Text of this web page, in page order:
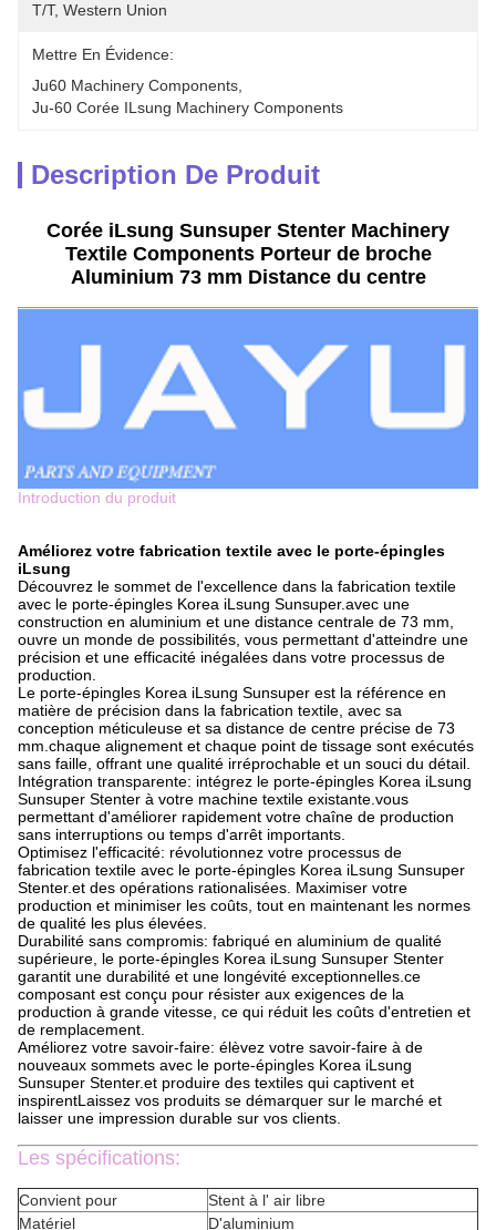
T/T, Western Union
Mettre En Évidence:
Ju60 Machinery Components
Ju-60 Corée ILsung Machinery Components
Description De Produit
Corée iLsung Sunsuper Stenter Machinery
Textile Components Porteur de broche
Aluminium 73 mm Distance du centre
Introduction du produit
Améliorez votre fabrication textile avec le porte-épingles
iLsung
Découvrez le sommet de l'excellence dans la fabrication textile
avec le porte-épingles Korea iLsung Sunsuper.avec une
construction en aluminium et une distance centrale de 73 mm,
ouvre un monde de possibilités, vous permettant d'atteindre une
précision et une efficacité inégalées dans votre processus de
production.
Le porte-épingles Korea iLsung Sunsuper est la référence en
matière de précision dans la fabrication textile, avec sa
conception méticuleuse et sa distance de centre précise de 73
mm.chaque alignement et chaque point de tissage sont exécutés
sans faille, offrant une qualité irréprochable et un souci du détail.
Intégration transparente: intégrez le porte-épingles Korea iLsung
Sunsuper Stenter à votre machine textile existante.vous
permettant d'améliorer rapidement votre chaîne de production
sans interruptions ou temps d'arrêt importants.
Optimisez l'efficacité: révolutionnez votre processus de
fabrication textile avec le porte-épingles Korea iLsung Sunsuper
Stenter.et des opérations rationalisées. Maximiser votre
production et minimiser les coûts, tout en maintenant les normes
de qualité les plus élevées.
Durabilité sans compromis: fabriqué en aluminium de qualité
supérieure, le porte-épingles Korea iLsung Sunsuper Stenter
garantit une durabilité et une longévité exceptionnelles.ce
composant est conçu pour résister aux exigences de la
production à grande vitesse, ce qui réduit les coûts d'entretien et
de remplacement.
Améliorez votre savoir-faire: élèvez votre savoir-faire à de
nouveaux sommets avec le porte-épingles Korea iLsung
Sunsuper Stenter.et produire des textiles qui captivent et
inspirentLaissez vos produits se démarquer sur le marché et
laisser une impression durable sur vos clients.
Les spécifications:
Convient pour
Stent à l' air libre
Matériel
D'aluminium